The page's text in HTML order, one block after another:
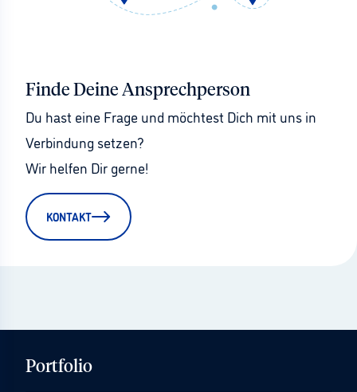
Finde Deine Ansprechperson
Du hast eine Frage und möchtest Dich mit uns in
Verbindung setzen?
Wir helfen Dir gerne!
KONTAKT
Portfolio